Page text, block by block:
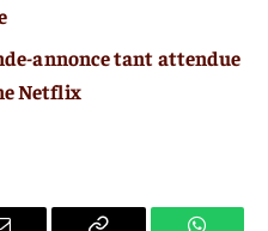
annonce tant attendue
Netflix